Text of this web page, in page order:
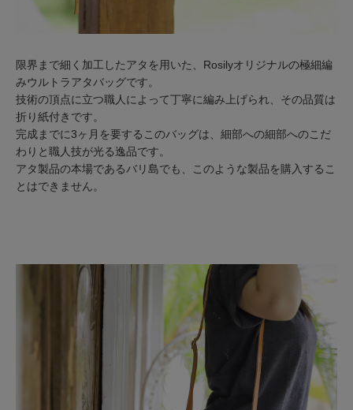
限界まで細く加工したアタを用いた、Rosilyオリジナルの極細編
みウルトラアタバッグです。
技術の頂点に立つ職人によって丁寧に編み上げられ、その品質は
折り紙付きです。
完成までに3ヶ月を要するこのバッグは、細部への細部へのこだ
わりと職人技が光る逸品です。
アタ製品の本場であるバリ島でも、このような製品を購入するこ
とはできません。